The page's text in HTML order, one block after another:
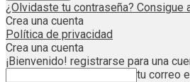
¿Olvidaste tu contraseña? Consigue
Crea una cuenta
Política de privacidad
Crea una cuenta
¡Bienvenido! registrarse para una
tu correo